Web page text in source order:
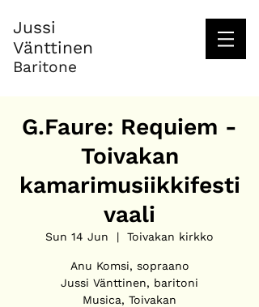
Jussi
Vänttinen
Baritone
G.Faure: Requiem -
Toivakan
kamarimusiikkifesti
vaali
Sun 14 Jun
  |
Toivakan kirkko
Anu Komsi, sopraano
Jussi Vänttinen, baritoni
Musica, Toivakan